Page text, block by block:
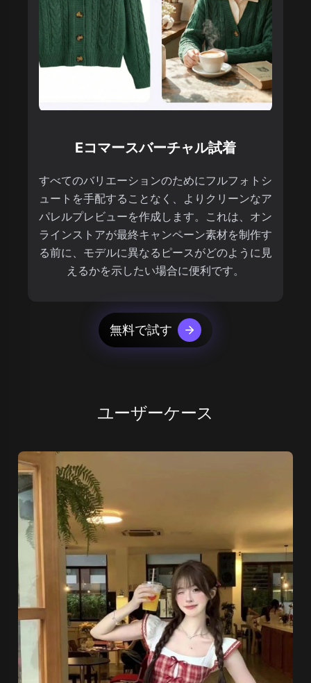
Eコマースバーチャル試着
すべてのバリエーションのためにフルフォトシ
ュートを手配することなく、よりクリーンなア
パレルプレビューを作成します。これは、オン
ラインストアが最終キャンペーン素材を制作す
る前に、モデルに異なるピースがどのように見
えるかを示したい場合に便利です。
無料で試す
ユーザーケース